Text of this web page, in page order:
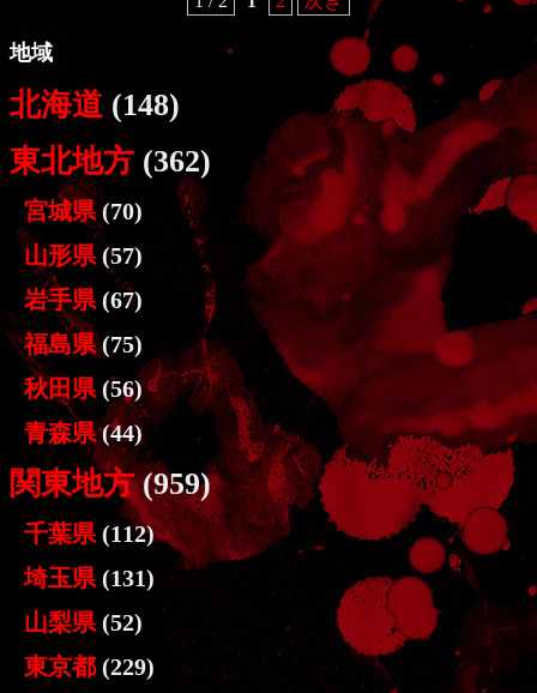
地域
北海道(148)
東北地方 (362)
宮城県 (70)
山形県 (57)
岩手県 (67)
福島県(75)
秋田県 (56)
青森県(44)
関東地方(959)
千葉県 (112)
埼玉県 (131)
山梨県 (52)
東京都(229)